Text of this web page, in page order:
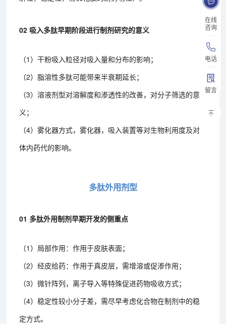
在线
咨询
电话
留言
02 吸入多肽早期阶段进行制剂研究的意义
（1）干粉吸入粒径对吸入量和分布的影响；
（2）脂溶性多肽可能带来半衰期延长；
（3）溶液剂型对溶解度和渗透性的改善，对分子筛选的意
义；
（4）雾化器方式，雾化器，吸入装置等对生物利用度及对
体内药代的影响。
多肽外用剂型
01 多肽外用制剂早期开发的侧重点
（1）局部作用：作用于皮肤表面；
（2）经皮给药：作用于真皮层，需增溶或促渗作用；
（3）微针阵列，离子导入等特殊促进药物吸收方式；
（4）稳定性较小分子差，需尽早考虑化合物在制剂中的稳
定方式。